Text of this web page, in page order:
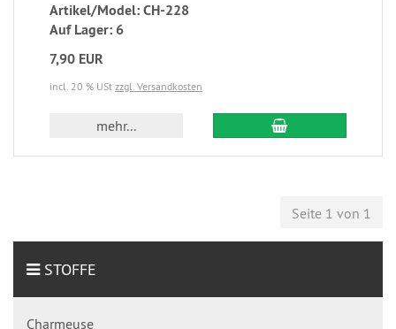
Artikel/Model: CH-228
Auf Lager: 6
7,90 EUR
incl. 20 % USt zzgl. Versandkosten
mehr...
Seite 1 von 1
STOFFE
Charmeuse